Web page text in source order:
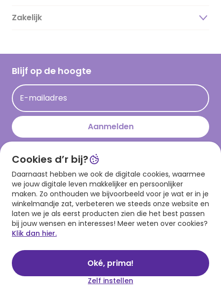
Duurzaamheid
Hallmark Kaartclub
Acties
Persberichten
Hallmark en Kinderpostzegels
Magazine
Cadeau inspiratie
Kaartinspiratie
Zakelijk
Blijf op de hoogte
E-mailadres
Aanmelden
Download onze app
Cookies d’r bij?
Daarnaast hebben we ook de digitale cookies, waarmee
we jouw digitale leven makkelijker en persoonlijker
maken. Zo onthouden we bijvoorbeeld voor je wat er in je
winkelmandje zat, verbeteren we steeds onze website en
laten we je als eerst producten zien die het best passen
bij jouw wensen en interesses! Meer weten over cookies?
Klik dan hier.
Oké, prima!
Zelf instellen